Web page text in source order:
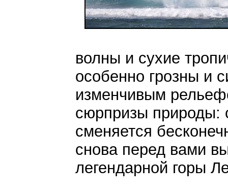
волны и сухие
особенно грозны и
изменчивым
сюрпризы природы:
сменяется
снова перед вами
легендарной горы